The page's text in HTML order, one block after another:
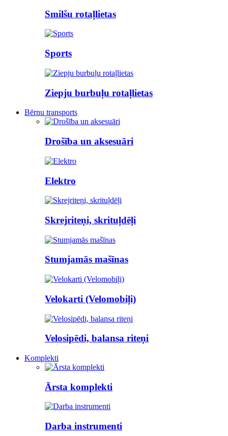
Smilšu rotaļlietas
Sports
Ziepju burbuļu rotaļlietas
Bērnu transports
Drošība un aksesuāri
Elektro
Skrejriteņi, skrituļdēļi
Stumjamās mašīnas
Velokarti (Velomobiļi)
Velosipēdi, balansa riteņi
Komplekti
Ārsta komplekti
Darba instrumenti